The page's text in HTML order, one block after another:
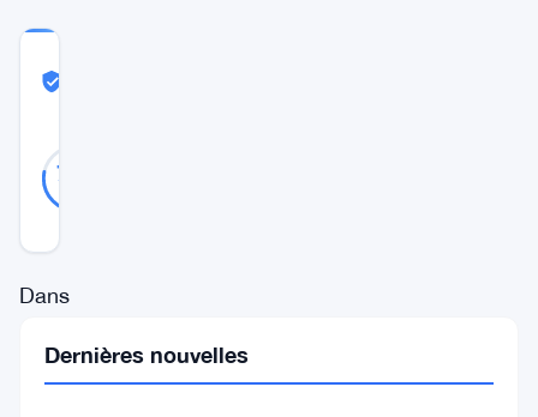
78
Dans
tournure
Dernières nouvelles